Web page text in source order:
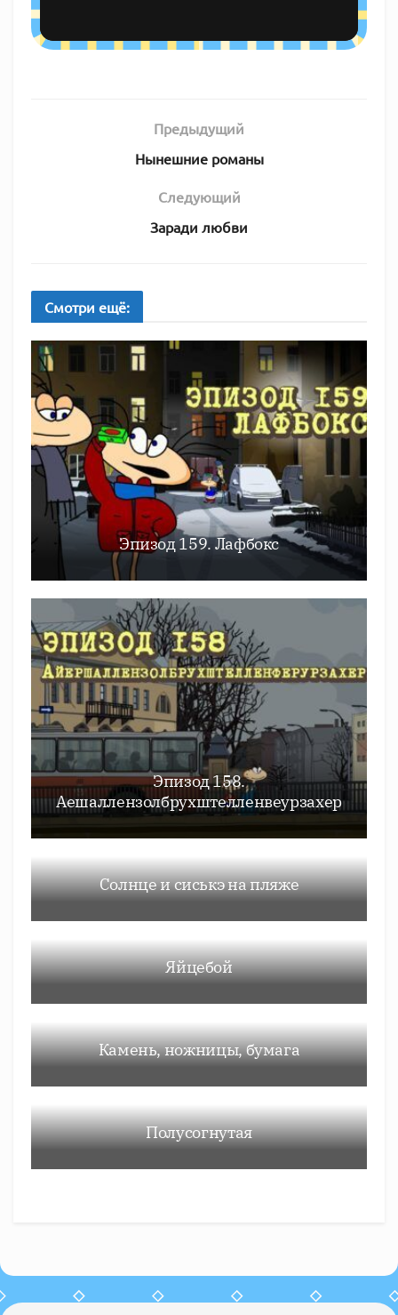
Предыдущий
Нынешние романы
Следующий
Заради любви
Смотри ещё:
Эпизод 159. Лафбокс
Эпизод 158.
Аешаллензолбрухштелленвеурзахер
Солнце и сиськэ на пляже
Яйцебой
Камень, ножницы, бумага
Полусогнутая